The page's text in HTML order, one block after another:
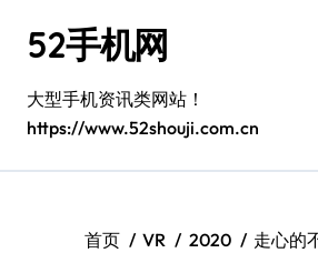
52手机网
大型手机资讯类网站！
https://www.52shouji.com.cn
首页 VR 2020 走心的